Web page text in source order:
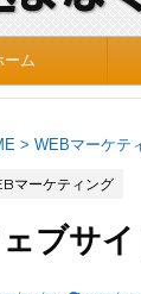
ーム
> WEBマーケテ
マーケティング
ブサ